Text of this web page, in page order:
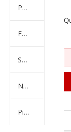
Produits en caoutchouc
Embrayage Série
Série de bras de réglage
Nouvelles pièces de camion d'énergie
Pièces de moteur